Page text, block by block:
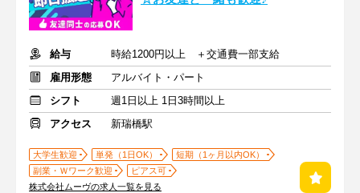
給与
時給1200円以上 ＋交通費一部支給
雇用形態
アルバイト・パート
シフト
週1日以上 1日3時間以上
アクセス
新瑞橋駅
大学生歓迎 単発（1日OK）
短期（1ヶ月以内OK）
副業・Ｗワーク歓迎
ピアス可
株式会社ムーヴの求人一覧を見る